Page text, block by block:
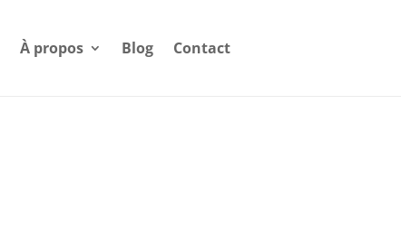
À propos Blog Contact